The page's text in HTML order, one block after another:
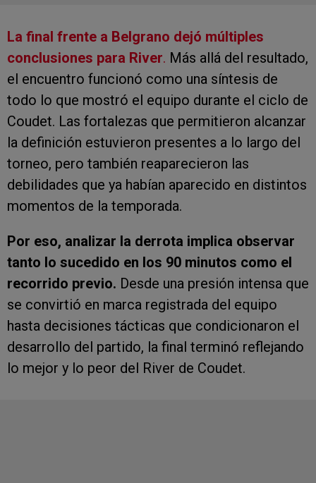
La final frente a Belgrano dejó múltiples
conclusiones para River. Más allá del resultado,
el encuentro funcionó como una síntesis de
todo lo que mostró el equipo durante el ciclo de
Coudet. Las fortalezas que permitieron alcanzar
la definición estuvieron presentes a lo largo del
torneo, pero también reaparecieron las
debilidades que ya habían aparecido en distintos
momentos de la temporada.
Por eso, analizar la derrota implica observar
tanto lo sucedido en los 90 minutos como el
recorrido previo. Desde una presión intensa que
se convirtió en marca registrada del equipo
hasta decisiones tácticas que condicionaron el
desarrollo del partido, la final terminó reflejando
lo mejor y lo peor del River de Coudet.